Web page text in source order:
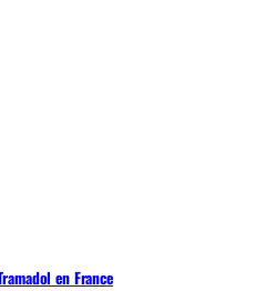
en France